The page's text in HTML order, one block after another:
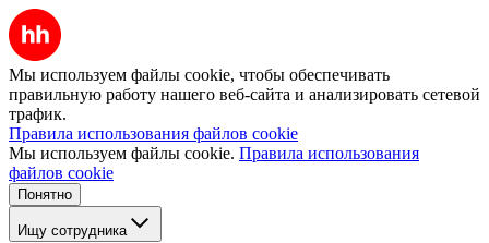
Мы используем файлы cookie, чтобы обеспечивать
правильную работу нашего веб-сайта и анализировать сетевой
трафик.
Правила использования файлов cookie
Мы используем файлы cookie. Правила использования
файлов cookie
Понятно
Ищу сотрудника